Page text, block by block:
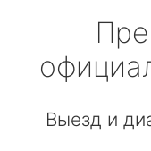
Выезд и